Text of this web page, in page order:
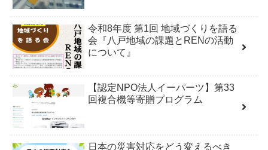
令和8年度 第1回 地域づくりを語る
会『八戸地域の課題とRENの活動
について』
【認定NPO法人イーパーツ】第33
回複合機等寄贈プログラム
日本の災害対応をどう変えるべき